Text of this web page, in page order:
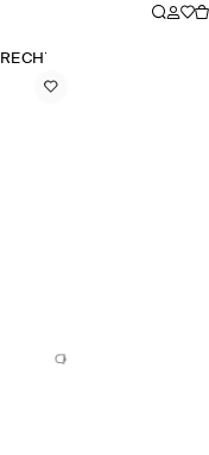
RECHTECKIGE CREOLEN